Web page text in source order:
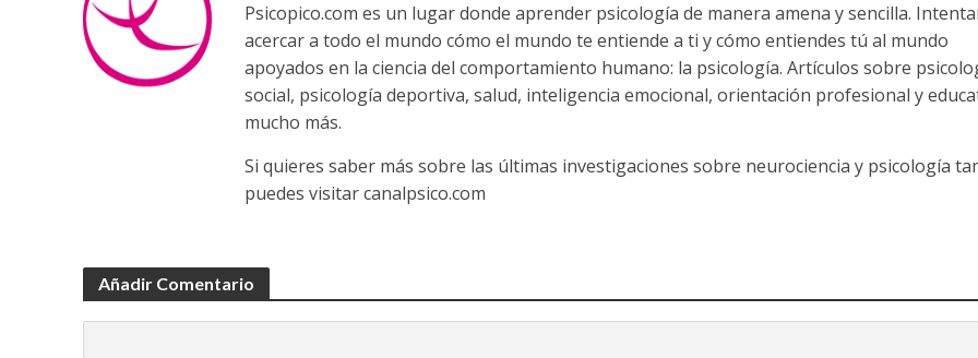
Psicopico.com es un lugar donde aprender psicología de manera amena y sencilla.
acercar a todo el mundo cómo el mundo te entiende a ti y cómo entiendes tú al mundo
apoyados en la ciencia del comportamiento humano: la psicología. Artículos sobre
social, psicología deportiva, salud, inteligencia emocional, orientación profesional y
mucho más.
Si quieres saber más sobre las últimas investigaciones sobre neurociencia y psicología
puedes visitar canalpsico.com
Añadir Comentario